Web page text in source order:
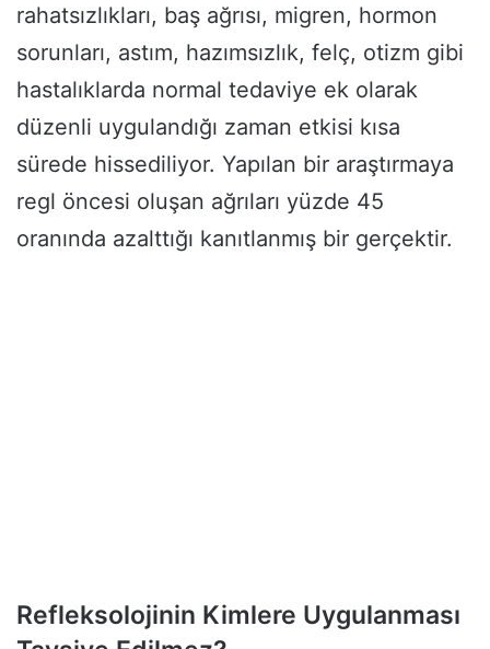
rahatsızlıkları, baş ağrısı, migren, hormon
sorunları, astım, hazımsızlık, felç, otizm gibi
hastalıklarda normal tedaviye ek olarak
düzenli uygulandığı zaman etkisi kısa
sürede hissediliyor. Yapılan bir araştırmaya
regl öncesi oluşan ağrıları yüzde 45
oranında azalttığı kanıtlanmış bir gerçektir.
Refleksolojinin Kimlere Uygulanması